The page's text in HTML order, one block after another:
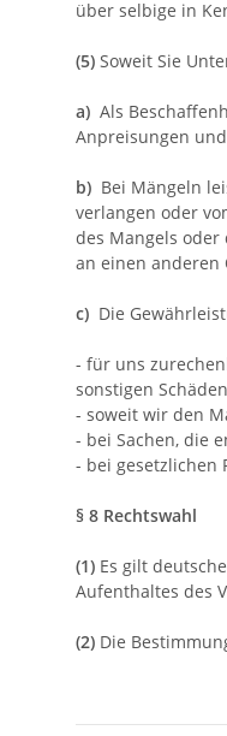
über selbige in
(5) Soweit Sie
a) Als
Anpreisungen
b) Bei Mängeln
verlangen oder
des Mangels
an einen anderen
c) Die
- für uns
sonstigen
- soweit wir den
- bei Sachen, die
- bei gesetzlichen
§ 8 Rechtswahl
(1) Es gilt
Aufenthaltes des
(2) Die